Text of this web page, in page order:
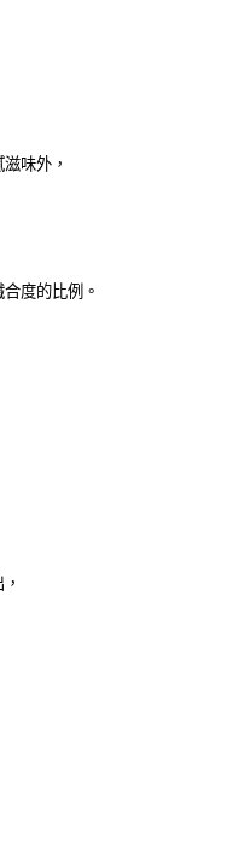
味外，
度的比例。